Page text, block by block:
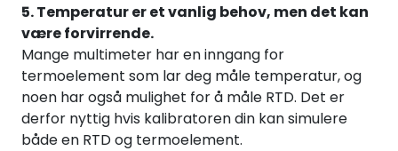
5. Temperatur er et vanlig behov, men det kan
være forvirrende.
Mange multimeter har en inngang for
termoelement som lar deg måle temperatur, og
noen har også mulighet for å måle RTD. Det er
derfor nyttig hvis kalibratoren din kan simulere
både en RTD og termoelement.